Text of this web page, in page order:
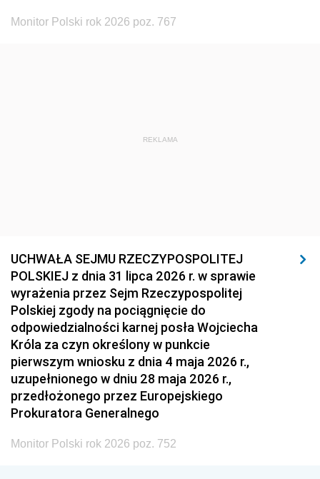
Monitor Polski rok 2026 poz. 767
REKLAMA
UCHWAŁA SEJMU RZECZYPOSPOLITEJ
POLSKIEJ z dnia 31 lipca 2026 r. w sprawie
wyrażenia przez Sejm Rzeczypospolitej
Polskiej zgody na pociągnięcie do
odpowiedzialności karnej posła Wojciecha
Króla za czyn określony w punkcie
pierwszym wniosku z dnia 4 maja 2026 r.,
uzupełnionego w dniu 28 maja 2026 r.,
przedłożonego przez Europejskiego
Prokuratora Generalnego
Monitor Polski rok 2026 poz. 752